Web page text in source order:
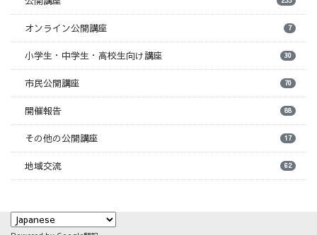
オンライン公開講座 7
小学生・中学生・高校生向け講座 30
市民公開講座 70
開催報告 88
その他の公開講座 17
地域交流 62